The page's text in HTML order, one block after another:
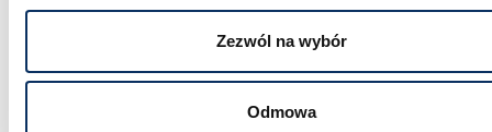
Zezwól na wybór
Odmowa
sprowadzona z Dubaju za 25 tys. zł pod dom
2019 Alfa Romeo Giulia – włoski sedan z